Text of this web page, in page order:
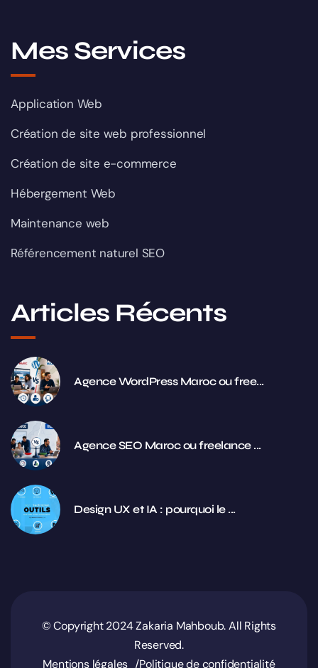
Mes Services
Application Web
Création de site web professionnel
Création de site e-commerce
Hébergement Web
Maintenance web
Référencement naturel SEO
Articles Récents
Agence WordPress Maroc ou free...
Agence SEO Maroc ou freelance ...
Design UX et IA : pourquoi le ...
© Copyright 2024 Zakaria Mahboub. All Rights
Reserved.
Mentions légales
Politique de confidentialité